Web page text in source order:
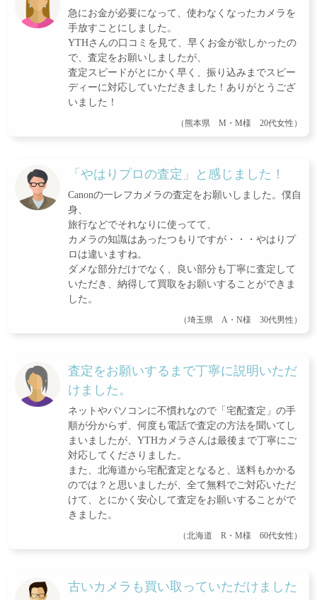
急にお金が必要になって、使わなくなったカメラを
手放すことにしました。
YTHさんの口コミを見て、早くお金が欲しかったの
で、査定をお願いしましたが、
査定スピードがとにかく早く、振り込みまでスピー
ディーに対応していただきました！ありがとうござ
いました！
（熊本県 M・M様 20代女性）
「やはりプロの査定」と感じました！
Canonの一レフカメラの査定をお願いしました。僕自
身、
旅行などでそれなりに使ってて、
カメラの知識はあったつもりですが・・・やはりプ
ロは違いますね。
ダメな部分だけでなく、良い部分も丁寧に査定して
いただき、納得して買取をお願いすることができま
した。
（埼玉県 A・N様 30代男性）
査定をお願いするまで丁寧に説明いただ
けました。
ネットやパソコンに不慣れなので「宅配査定」の手
順が分からず、何度も電話で査定の方法を聞いてし
まいましたが、YTHカメラさんは最後まで丁寧にご
対応してくださりました。
また、北海道から宅配査定となると、送料もかかる
のでは？と思いましたが、全て無料でご対応いただ
けて、とにかく安心して査定をお願いすることがで
きました。
（北海道 R・M様 60代女性）
古いカメラも買い取っていただけました